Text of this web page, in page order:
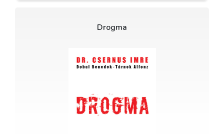
Drogma